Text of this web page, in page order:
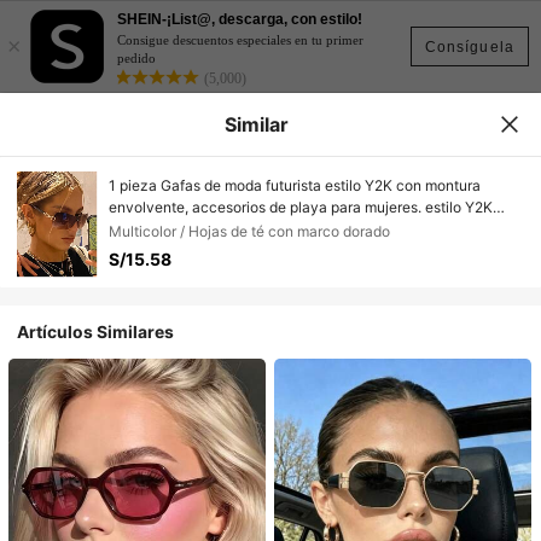
Consíguela
×
SHEIN-¡List@, descarga, con estilo!
Consigue descuentos especiales en tu primer
pedido
(5,000)
Similar
1 pieza Gafas de moda futurista estilo Y2K con montura
envolvente, accesorios de playa para mujeres. estilo Y2K
para festival de música, vacaciones en la playa, al aire libre,
viajes. Montura envolvente de estilo Y2K oversize para
festival de música, estilo preppy para volver al colegio
Multicolor / Hojas de té con marco dorado
S/15.58
Artículos Similares